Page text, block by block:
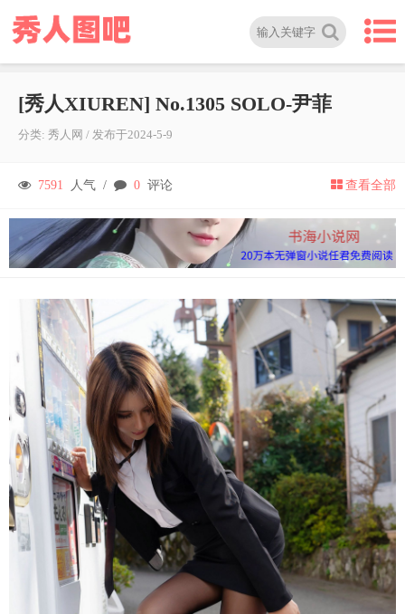
[秀人XIUREN] No.1305 SOLO-尹菲
分类: 秀人网 / 发布于2024-5-9
7591 人气 / 0 评论 查看全部